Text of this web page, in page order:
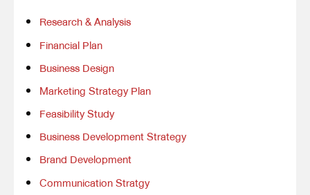
Research & Analysis
Financial Plan
Business Design
Marketing Strategy Plan
Feasibility Study
Business Development Strategy
Brand Development
Communication Stratgy